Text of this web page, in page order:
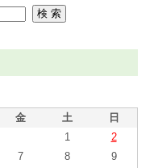
金 土 日
1
2
7 8
9